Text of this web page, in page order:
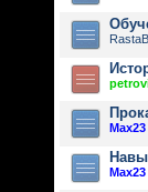
Max23
Max23